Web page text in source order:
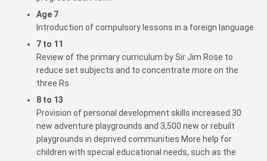
Age 7
Introduction of compulsory lessons in a foreign language
7 to 11
Review of the primary curriculum by Sir Jim Rose to
reduce set subjects and to concentrate more on the
three Rs
8 to 13
Provision of personal development skills increased 30
new adventure playgrounds and 3,500 new or rebuilt
playgrounds in deprived communities More help for
children with special educational needs, such as the